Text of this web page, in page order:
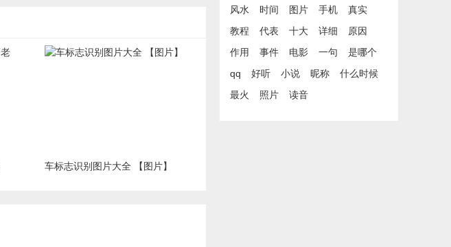
车标志识别图片大全 【图片】
风水
时间 图片 手机
真实
教程
代表 十大 详细
原因
作用
事件 电影 一句
是哪个
qq
好听 小说 昵称
什么时候
最火
照片 读音